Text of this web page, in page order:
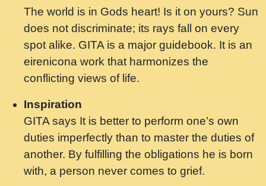
Shri ravinandan shastri ji maharaj.mp3
मन अशांत मंत्र जाप - गीता प्रेरणा -Swami
Gyananand Ji Maharaj.mp3
मन बध लय परम वल कगन Special Shyam
Saawariya.mp3
मर गनय न अपरध लडडल शर रध.... Shri
ravinandan shastri ji maharaj.mp3
मेरे मन हरी का ध्यान लगा - भजन भाव - 2018 -
Rishikesh - Swami Gyananand Ji
The world is in Gods heart! Is it on yours? Sun
does not discriminate; its rays fall on every
spot alike. GITA is a major guidebook. It is an
eirenicona work that harmonizes the
conflicting views of life.
Inspiration
GITA says It is better to perform one’s own
duties imperfectly than to master the duties of
another. By fulfilling the obligations he is born
with, a person never comes to grief.